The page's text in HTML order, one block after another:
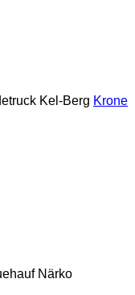
Kel-Berg Krone
Närko